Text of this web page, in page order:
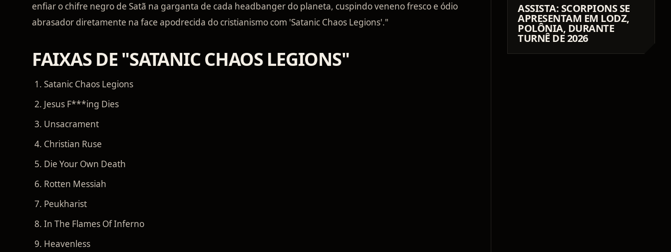
enfiar o chifre negro de Satã na garganta de cada headbanger do planeta, cuspindo veneno fresco e ódio
abrasador diretamente na face apodrecida do cristianismo com 'Satanic Chaos Legions'."
FAIXAS DE "SATANIC CHAOS LEGIONS"
Satanic Chaos Legions
Jesus F***ing Dies
Unsacrament
Christian Ruse
Die Your Own Death
Rotten Messiah
Peukharist
In The Flames Of Inferno
Heavenless
ASSISTA: SCORPIONS SE
APRESENTAM EM LODZ,
POLÔNIA, DURANTE
TURNÊ DE 2026